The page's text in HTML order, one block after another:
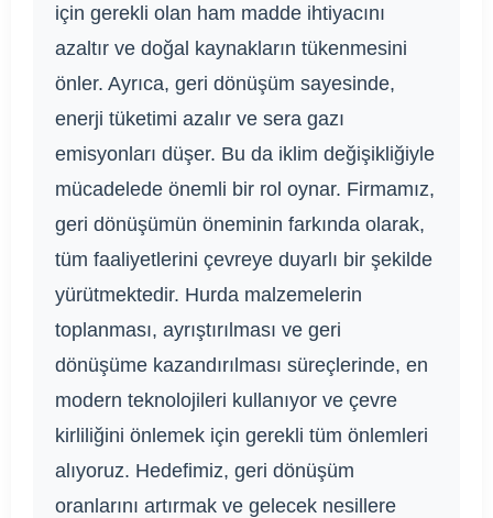
için gerekli olan ham madde ihtiyacını
azaltır ve doğal kaynakların tükenmesini
önler. Ayrıca, geri dönüşüm sayesinde,
enerji tüketimi azalır ve sera gazı
emisyonları düşer. Bu da iklim değişikliğiyle
mücadelede önemli bir rol oynar. Firmamız,
geri dönüşümün öneminin farkında olarak,
tüm faaliyetlerini çevreye duyarlı bir şekilde
yürütmektedir. Hurda malzemelerin
toplanması, ayrıştırılması ve geri
dönüşüme kazandırılması süreçlerinde, en
modern teknolojileri kullanıyor ve çevre
kirliliğini önlemek için gerekli tüm önlemleri
alıyoruz. Hedefimiz, geri dönüşüm
oranlarını artırmak ve gelecek nesillere